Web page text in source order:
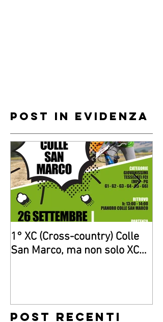
Post in evidenza
1° XC (Cross-country) Colle
San Marco, ma non solo XC…
Post recenti